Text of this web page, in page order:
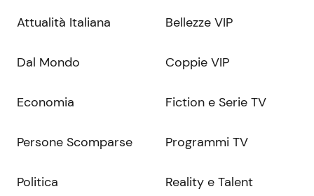
Attualità Italiana
Dal Mondo
Economia
Persone Scomparse
Politica
Bellezze VIP
Coppie VIP
Fiction e Serie TV
Programmi TV
Reality e Talent